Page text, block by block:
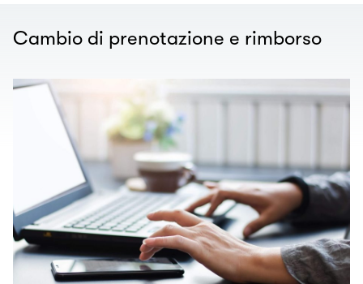
Cambio di prenotazione e rimborso